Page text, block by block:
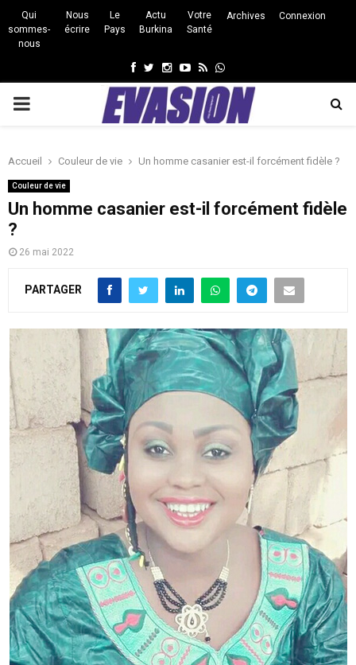
Qui
sommes-
nous
Nous
écrire
Le
Pays
Actu
Burkina
Votre
Santé
Archives Connexion
Facebook
Twitter
Instagram
Youtube
RssWhatsapp
PRIMARY
Accueil Couleur de vie Un homme casanier est-il forcément fidèle ?
Couleur de vie
Un homme casanier est-il forcément fidèle
?
26 mai 2022
PARTAGER